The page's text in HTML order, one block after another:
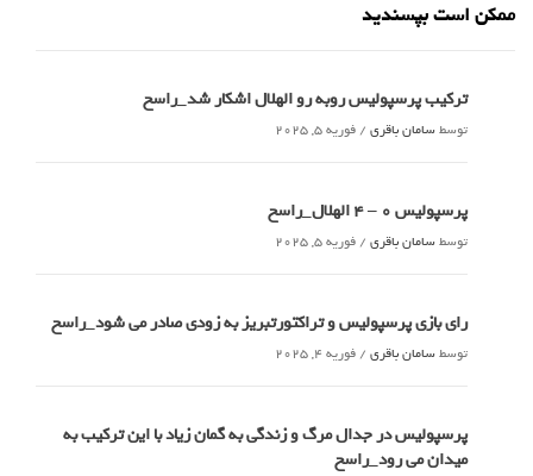
ممکن است بپسندید
ترکیب پرسپولیس روبه رو الهلال اشکار شد_راسخ
توسطسامان باقری / فوریه 5, 2025
پرسپولیس 0 – ۴ الهلال_راسخ
توسطسامان باقری / فوریه 5, 2025
رای بازی پرسپولیس و تراکتورتبریز به زودی صادر می شود_راسخ
توسطسامان باقری / فوریه 4, 2025
پرسپولیس در جدال مرگ و زندگی به گمان زیاد با این ترکیب به
میدان می رود_راسخ